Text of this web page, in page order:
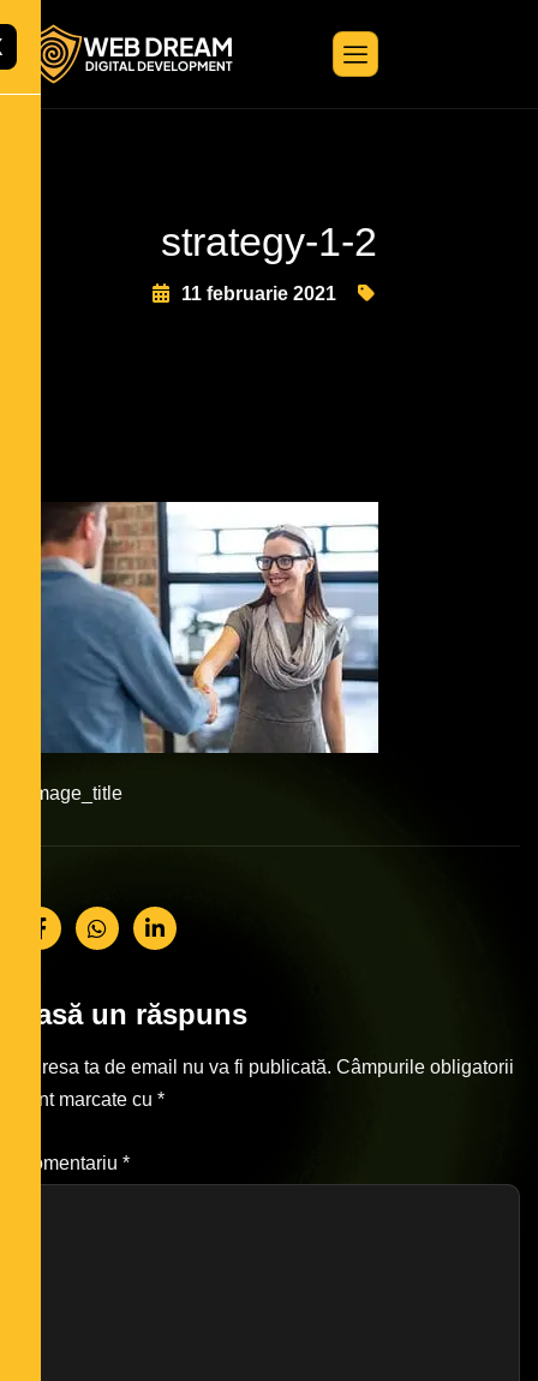
strategy-1-2
11 februarie 2021
#image_title
Lasă un răspuns
Adresa ta de email nu va fi publicată. Câmpurile obligatorii
sunt marcate cu *
Comentariu *